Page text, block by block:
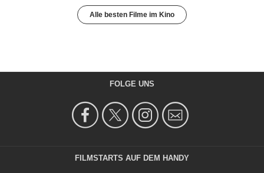
Alle besten Filme im Kino
FOLGE UNS
FILMSTARTS AUF DEM HANDY